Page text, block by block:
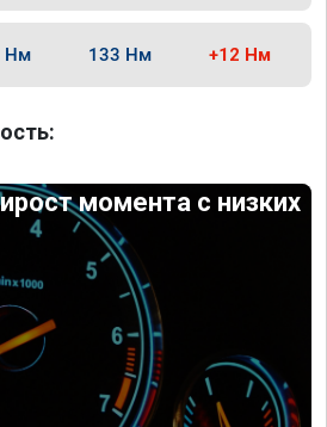
Нм 133 Нм +12 Нм
момента с низких